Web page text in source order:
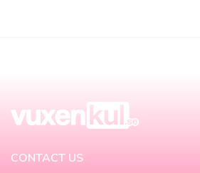
CONTACT US